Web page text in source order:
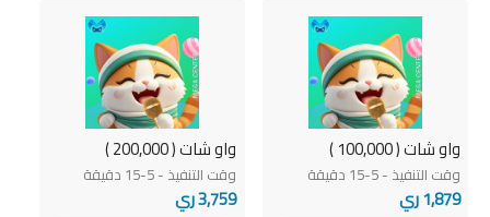
واو شات ( 100,000 )
وقت التنفيذ - 5-15 دقيقة
1,879 ري
واو شات ( 200,000 )
وقت التنفيذ - 5-15 دقيقة
3,759 ري